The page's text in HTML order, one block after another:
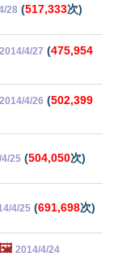
28 (517,333次)
2014/4/27 (475,954
2014/4/26 (502,399
25 (504,050次)
4/25 (691,698次)
2014/4/24